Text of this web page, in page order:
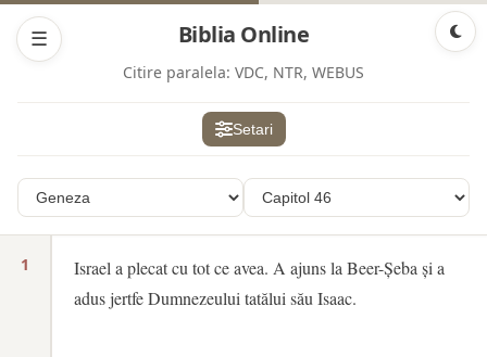
☰ Biblia Online
Citire paralela: VDC, NTR, WEBUS
Setari
1
Israel a plecat cu tot ce avea. A ajuns la Beer-Șeba și a
adus jertfe Dumnezeului tatălui său Isaac.